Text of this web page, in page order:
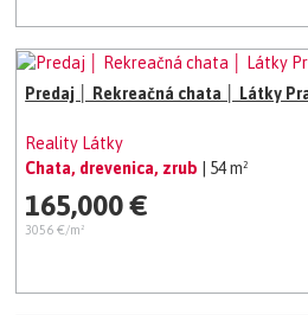
Predaj │ Rekreačná chata │ Látky
Reality Látky
Chata, drevenica, zrub
| 54 m²
165,000 €
3056 €/m²